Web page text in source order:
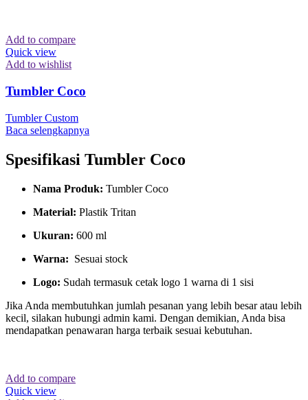
Add to compare
Quick view
Add to wishlist
Tumbler Coco
Tumbler Custom
Baca selengkapnya
Spesifikasi Tumbler Coco
Nama Produk: Tumbler Coco
Material: Plastik Tritan
Ukuran: 600 ml
Warna: Sesuai stock
Logo: Sudah termasuk cetak logo 1 warna di 1 sisi
Jika Anda membutuhkan jumlah pesanan yang lebih besar atau lebih
kecil, silakan hubungi admin kami. Dengan demikian, Anda bisa
mendapatkan penawaran harga terbaik sesuai kebutuhan.
Add to compare
Quick view